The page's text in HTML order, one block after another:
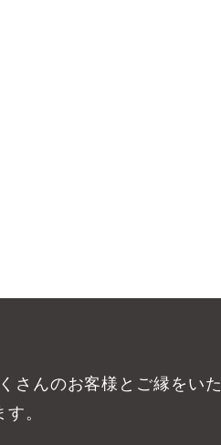
さんのお客様とご縁をいた
。